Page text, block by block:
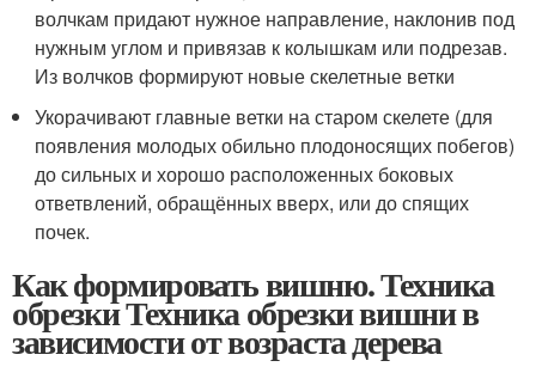
волчкам придают нужное направление, наклонив под
нужным углом и привязав к колышкам или подрезав.
Из волчков формируют новые скелетные ветки
Укорачивают главные ветки на старом скелете (для
появления молодых обильно плодоносящих побегов)
до сильных и хорошо расположенных боковых
ответвлений, обращённых вверх, или до спящих
почек.
Как формировать вишню. Техника
обрезки Техника обрезки вишни в
зависимости от возраста дерева